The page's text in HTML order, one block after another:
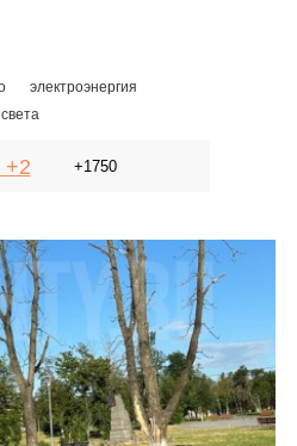
электроэнергия
+2 +1750